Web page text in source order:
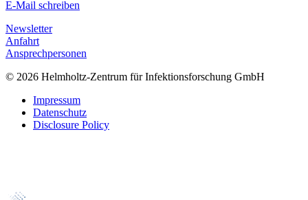
E-Mail schreiben
Newsletter
Anfahrt
Ansprechpersonen
© 2026 Helmholtz-Zentrum für Infektionsforschung GmbH
Impressum
Datenschutz
Disclosure Policy